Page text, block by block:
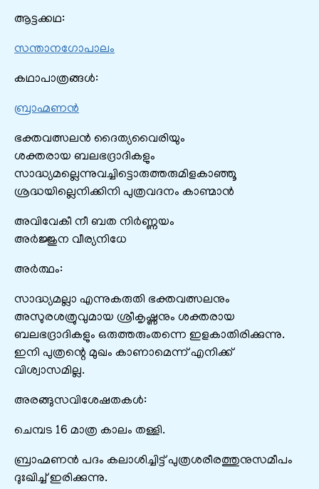
ആട്ടക്കഥ:
സന്താനഗോപാലം
കഥാപാത്രങ്ങൾ:
ബ്രാഹ്മണൻ
ഭക്തവത്സലൻ ദൈത്യവൈരിയും
ശക്തരായ ബലഭദ്രാദികളും
സാദ്ധ്യമല്ലെന്നുവച്ചിട്ടൊരുത്തരുമിളകാഞ്ഞൂ
ശ്രദ്ധയില്ലെനിക്കിനി പുത്രവദനം കാണ്മാൻ
അവിവേകീ നീ ബത നിർണ്ണയം
അർജ്ജുന വീര്യനിധേ
അർത്ഥം:
സാദ്ധ്യമല്ലാ എന്നുകരുതി ഭക്തവത്സലനും
അസുരശത്രുവുമായ ശ്രീകൃഷ്ണനും ശക്തരായ
ബലഭദ്രാദികളും ഒരുത്തരുംതന്നെ ഇളകാതിരിക്കുന്നു.
ഇനി പുത്രന്റെ മുഖം കാണാമെന്ന് എനിക്ക്
വിശ്വാസമില്ല.
അരങ്ങുസവിശേഷതകൾ:
ചെമ്പട 16 മാത്ര കാലം തള്ളി.
ബ്രാഹ്മണൻ പദം കലാശിച്ചിട്ട് പുത്രശരീരത്തുനുസമീപം
ദുഃഖിച്ച് ഇരിക്കുന്നു.